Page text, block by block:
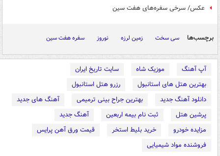
عکس/ سرخی سفره‌های هفت‌ سین
برچسب‌ها سی سخت زمین لرزه نوروز سفره هفت سین
آپ آهنگ موزیک شاه
سایت تاریخ ایران
بهترین هتل های استانبول
رزرو هتل استانبول
دانلود آهنگ جدید
بهترین جراح بینی ترمیمی
آهنگ های جدید
پرشین هتل
ثبت نام بیمه اربعین
آهنگ جدید
مزایده خودرو
خرید بلیط استخر
قیمت ورق آهن پرایس
فروشنده مواد شیمیایی